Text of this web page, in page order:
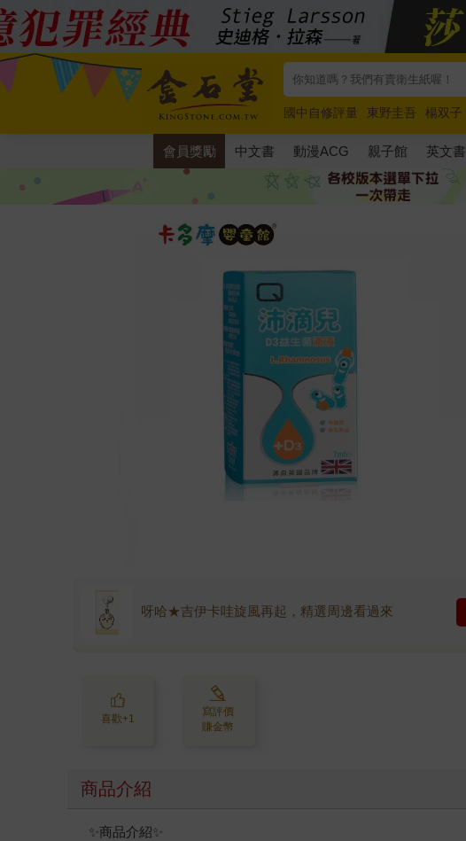
國中自修評量 東野圭吾 楊双子
唯紅花綻放
奧德賽 路邊攤新作
會員獎勵 中文書 動漫ACG 親子館 英文書
呀哈★吉伊卡哇旋風再起，精選周邊看過來
喜歡+1
寫評價
賺金幣
商品介紹
✨商品介紹✨